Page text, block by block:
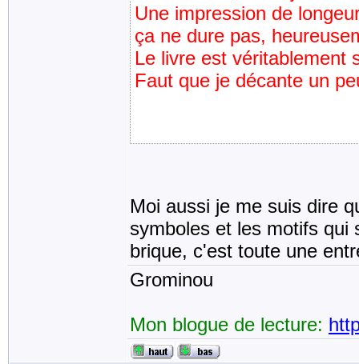
Une impression de
ça ne dure pas,
Le livre est véritablement
Faut que je décante un
Moi aussi je me suis dire
symboles et les motifs qui
brique, c'est toute une
Grominou
Mon blogue de lecture: